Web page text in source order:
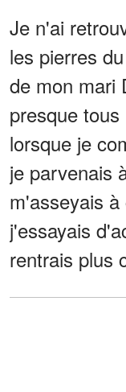
Je n'ai
les pierres
de mon mari
presque
lorsque je
je parvenais
m'asseyais
j'essayais
rentrais plus